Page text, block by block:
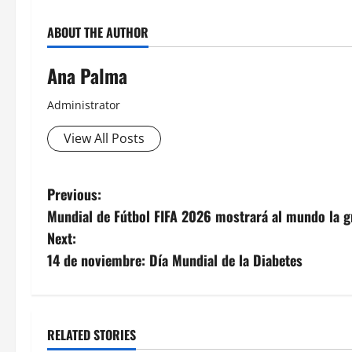
ABOUT THE AUTHOR
Ana Palma
Administrator
View All Posts
Post
navigation
Previous:
Mundial de Fútbol FIFA 2026 mostrará al mundo la
Next:
14 de noviembre: Día Mundial de la Diabetes
RELATED STORIES
Estados